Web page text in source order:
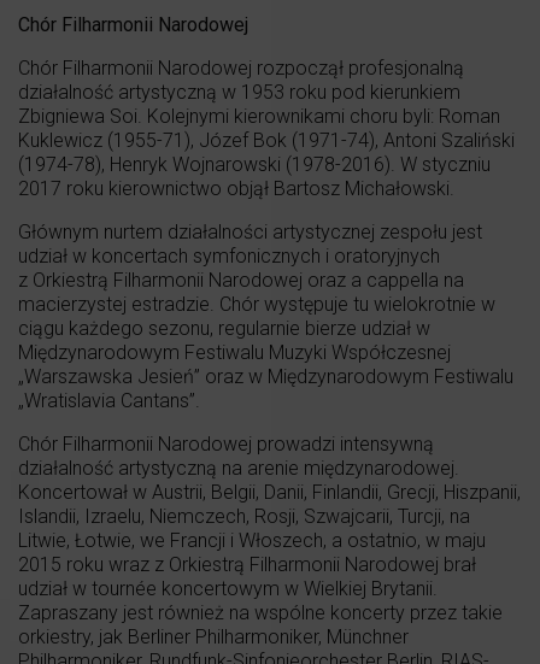
Chór Filharmonii Narodowej
Chór Filharmonii Narodowej rozpoczął profesjonalną
działalność artystyczną w 1953 roku pod kierunkiem
Zbigniewa Soi. Kolejnymi kierownikami choru byli: Roman
Kuklewicz (1955-71), Józef Bok (1971-74), Antoni Szaliński
(1974-78), Henryk Wojnarowski (1978-2016). W styczniu
2017 roku kierownictwo objął Bartosz Michałowski.
Głównym nurtem działalności artystycznej zespołu jest
udział w koncertach symfonicznych i oratoryjnych
z Orkiestrą Filharmonii Narodowej oraz a cappella na
macierzystej estradzie. Chór występuje tu wielokrotnie w
ciągu każdego sezonu, regularnie bierze udział w
Międzynarodowym Festiwalu Muzyki Współczesnej
„Warszawska Jesień” oraz w Międzynarodowym Festiwalu
„Wratislavia Cantans”.
Chór Filharmonii Narodowej prowadzi intensywną
działalność artystyczną na arenie międzynarodowej.
Koncertował w Austrii, Belgii, Danii, Finlandii, Grecji, Hiszpanii,
Islandii, Izraelu, Niemczech, Rosji, Szwajcarii, Turcji, na
Litwie, Łotwie, we Francji i Włoszech, a ostatnio, w maju
2015 roku wraz z Orkiestrą Filharmonii Narodowej brał
udział w tournée koncertowym w Wielkiej Brytanii.
Zapraszany jest również na wspólne koncerty przez takie
orkiestry, jak Berliner Philharmoniker, Münchner